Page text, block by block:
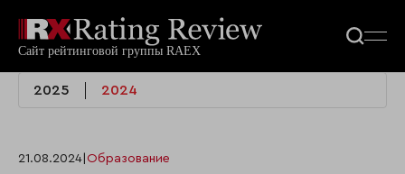
2025 2024
21.08.2024 Образование